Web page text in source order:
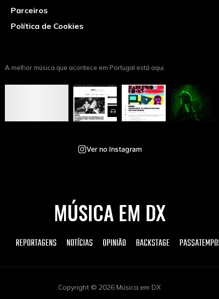
Parceiros
Política de Cookies
A melhor música que acontece em Portugal está aqui.
Ver no Instagram
MÚSICA EM DX
REPORTAGENS NOTÍCIAS OPINIÃO BACKSTAGE
Copyright © 2026 Música em DX